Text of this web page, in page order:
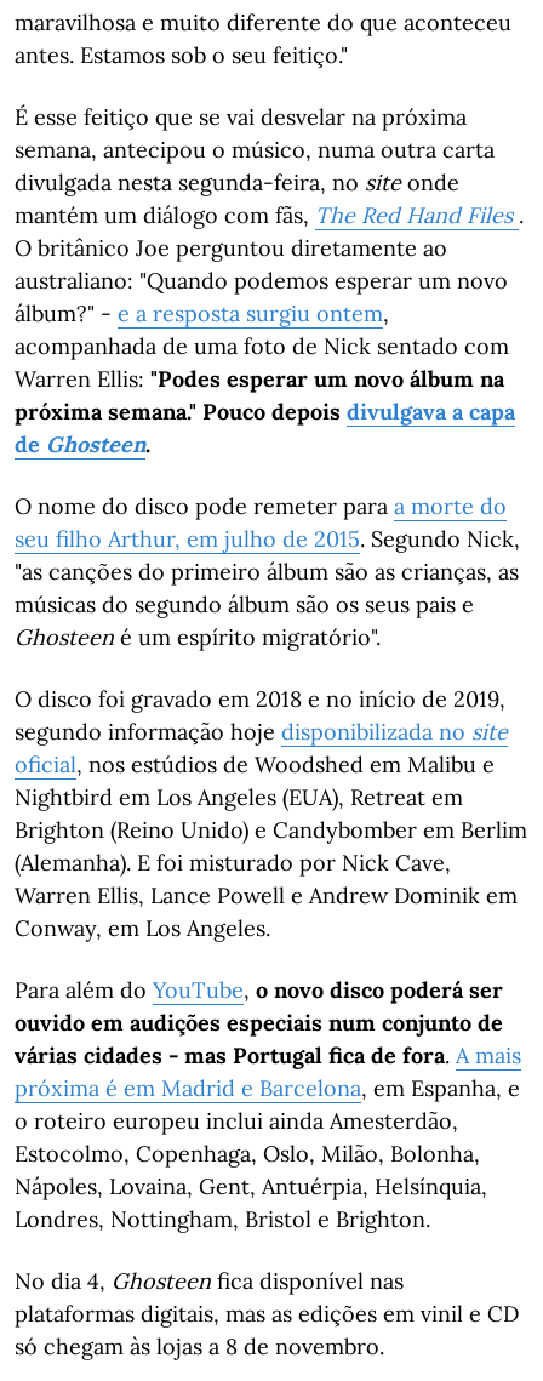
maravilhosa e muito diferente do que aconteceu
antes. Estamos sob o seu feitiço."
É esse feitiço que se vai desvelar na próxima
semana, antecipou o músico, numa outra carta
divulgada nesta segunda-feira, no siteonde
mantém um diálogo com fãs, The Red Hand Files .
O britânico Joe perguntou diretamente ao
australiano: "Quando podemos esperar um novo
álbum?" - e a resposta surgiu ontem,
acompanhada de uma foto de Nick sentado com
Warren Ellis: "Podes esperar um novo álbum na
próxima semana." Pouco depois divulgava a capa
de Ghosteen.
O nome do disco pode remeter para a morte do
seu filho Arthur, em julho de 2015. Segundo Nick,
"as canções do primeiro álbum são as crianças, as
músicas do segundo álbum são os seus pais e
Ghosteen é um espírito migratório".
O disco foi gravado em 2018 e no início de 2019,
segundo informação hoje disponibilizada no site
oficial, nos estúdios de Woodshed em Malibu e
Nightbird em Los Angeles (EUA), Retreat em
Brighton (Reino Unido) e Candybomber em Berlim
(Alemanha). E foi misturado por Nick Cave,
Warren Ellis, Lance Powell e Andrew Dominik em
Conway, em Los Angeles.
Para além do YouTube, o novo disco poderá ser
ouvido em audições especiais num conjunto de
várias cidades - mas Portugal fica de fora. A mais
próxima é em Madrid e Barcelona, em Espanha, e
o roteiro europeu inclui ainda Amesterdão,
Estocolmo, Copenhaga, Oslo, Milão, Bolonha,
Nápoles, Lovaina, Gent, Antuérpia, Helsínquia,
Londres, Nottingham, Bristol e Brighton.
No dia 4, Ghosteen fica disponível nas
plataformas digitais, mas as edições em vinil e CD
só chegam às lojas a 8 de novembro.